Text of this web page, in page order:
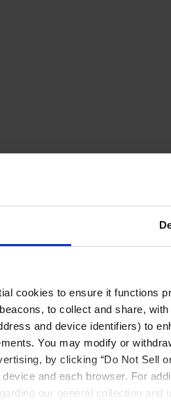
cookies to ensure it functions
to collect and share,
and device identifiers) to
You may modify or
by clicking “Do Not Sell
and each browser. For
our general collection and